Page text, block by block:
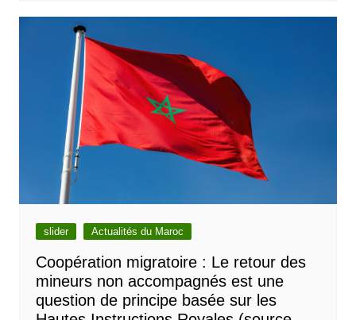
slider Actualités du Maroc
Coopération migratoire : Le retour des
mineurs non accompagnés est une
question de principe basée sur les